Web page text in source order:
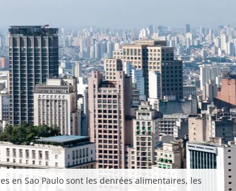
en Sao Paulo sont les denrées alimentaires, les